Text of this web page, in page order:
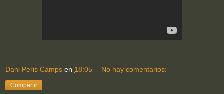
Dani Peris Camps en 18:05 No hay comentarios:
Compartir